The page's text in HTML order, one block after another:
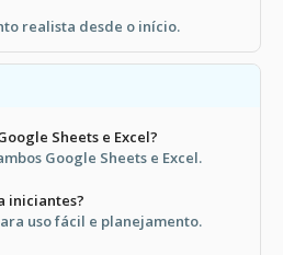
realista desde o início.
Sheets e Excel?
Google Sheets e Excel.
iniciantes?
uso fácil e planejamento.